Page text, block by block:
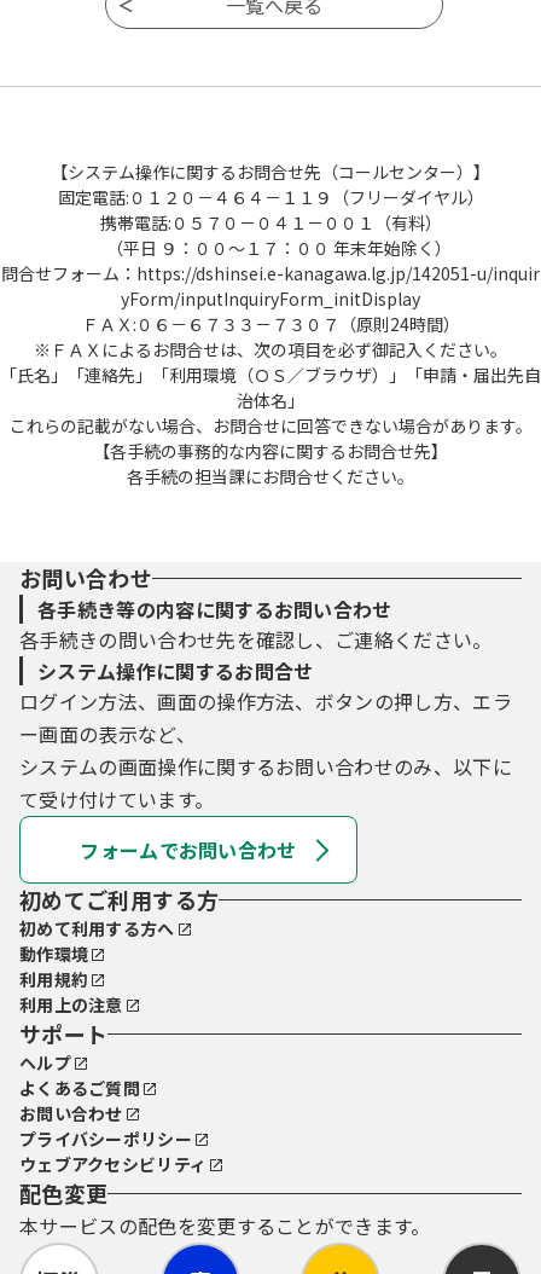
【システム操作に関するお問合せ先（コールセンター）】
固定電話:０１２０－４６４－１１９（フリーダイヤル）
携帯電話:０５７０－０４１－００１（有料）
（平日 ９：００～１７：００ 年末年始除く）
問合せフォーム：https://dshinsei.e-kanagawa.lg.jp/142051-u/inquir
yForm/inputInquiryForm_initDisplay
ＦＡＸ:０６－６７３３－７３０７（原則24時間）
※ＦＡＸによるお問合せは、次の項目を必ず御記入ください。
「氏名」「連絡先」「利用環境（ＯＳ／ブラウザ）」「申請・届出先自
治体名」
これらの記載がない場合、お問合せに回答できない場合があります。
【各手続の事務的な内容に関するお問合せ先】
各手続の担当課にお問合せください。
お問い合わせ
各手続き等の内容に関するお問い合わせ
各手続きの問い合わせ先を確認し、ご連絡ください。
システム操作に関するお問合せ
ログイン方法、画面の操作方法、ボタンの押し方、エラ
ー画面の表示など、
システムの画面操作に関するお問い合わせのみ、以下に
て受け付けています。
フォームでお問い合わせ
初めてご利用する方
初めて利用する方へ
動作環境
利用規約
利用上の注意
サポート
ヘルプ
よくあるご質問
お問い合わせ
プライバシーポリシー
ウェブアクセシビリティ
配色変更
本サービスの配色を変更することができます。